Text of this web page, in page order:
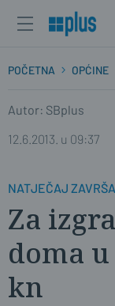
POČETNA OPĆINE
Autor: SBplus
12.6.2013. u 09:37
NATJEČAJ
Za
doma
kn